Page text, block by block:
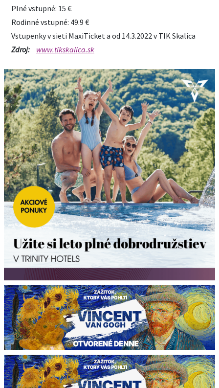
Plné vstupné: 15 €
Rodinné vstupné: 49.9 €
Vstupenky v sieti MaxiTicket a od 14.3.2022 v TIK Skalica
Zdroj:
www.tikskalica.sk